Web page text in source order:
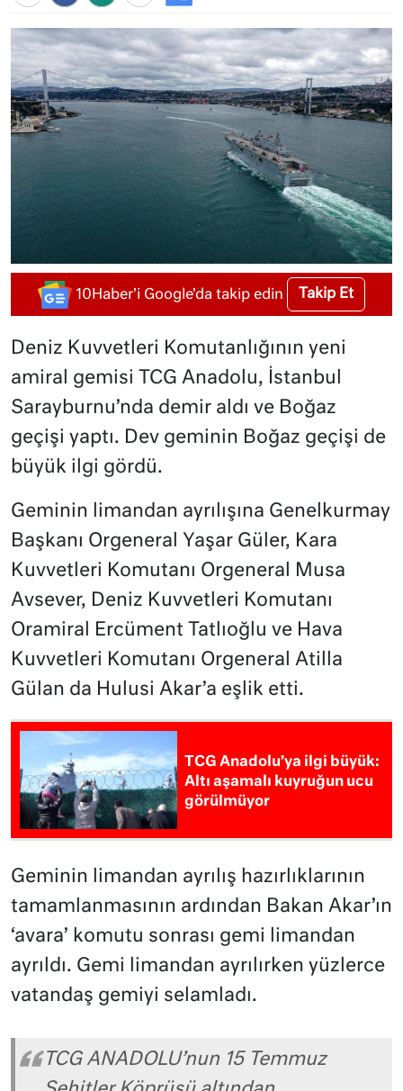
10Haber'i Google'da takip edin Takip Et
Deniz Kuvvetleri Komutanlığının yeni
amiral gemisi TCG Anadolu, İstanbul
Sarayburnu’nda demir aldı ve Boğaz
geçişi yaptı. Dev geminin Boğaz geçişi de
büyük ilgi gördü.
Geminin limandan ayrılışına Genelkurmay
Başkanı Orgeneral Yaşar Güler, Kara
Kuvvetleri Komutanı Orgeneral Musa
Avsever, Deniz Kuvvetleri Komutanı
Oramiral Ercüment Tatlıoğlu ve Hava
Kuvvetleri Komutanı Orgeneral Atilla
Gülan da Hulusi Akar’a eşlik etti.
TCG Anadolu’ya ilgi büyük:
Altı aşamalı kuyruğun ucu
görülmüyor
Geminin limandan ayrılış hazırlıklarının
tamamlanmasının ardından Bakan Akar’ın
‘avara’ komutu sonrası gemi limandan
ayrıldı. Gemi limandan ayrılırken yüzlerce
vatandaş gemiyi selamladı.
TCG ANADOLU’nun 15 Temmuz